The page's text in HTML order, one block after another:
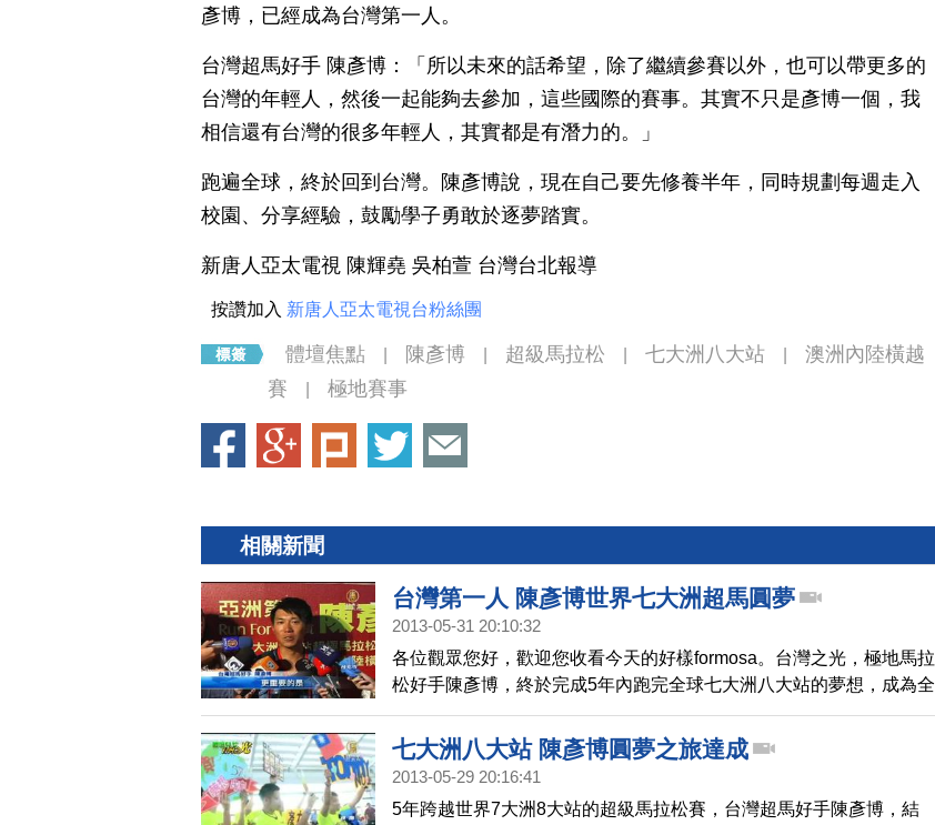
彥博，已經成為台灣第一人。
台灣超馬好手 陳彥博：「所以未來的話希望，除了繼續參賽以外，也可以帶更多的
台灣的年輕人，然後一起能夠去參加，這些國際的賽事。其實不只是彥博一個，我
相信還有台灣的很多年輕人，其實都是有潛力的。」
跑遍全球，終於回到台灣。陳彥博說，現在自己要先修養半年，同時規劃每週走入
校園、分享經驗，鼓勵學子勇敢於逐夢踏實。
新唐人亞太電視 陳輝堯 吳柏萱 台灣台北報導
按讚加入 新唐人亞太電視台粉絲團
體壇焦點 陳彥博 超級馬拉松 七大洲八大站
澳洲內陸橫越
賽
極地賽事
相關新聞
台灣第一人 陳彥博世界七大洲超馬圓夢
2013-05-31 20:10:32
各位觀眾您好，歡迎您收看今天的好樣formosa。台灣之光，極地馬拉
松好手陳彥博，終於完成5年內跑完全球七大洲八大站的夢想，成為全
世界的第92位環球賽事選手。陳彥博日前(5/31)在記者會上說，未來
希望帶更多台灣的年輕人挑戰國際極地馬拉松賽事，也規劃今後每個
星期要走入校園，鼓勵學子勇敢逐夢。
七大洲八大站 陳彥博圓夢之旅達成
2013-05-29 20:16:41
5年跨越世界7大洲8大站的超級馬拉松賽，台灣超馬好手陳彥博，結